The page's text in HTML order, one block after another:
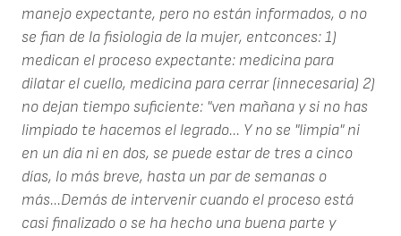
manejo expectante, pero no están informados, o no
se fian de la fisiologia de la mujer, entconces: 1)
medican el proceso expectante: medicina para
dilatar el cuello, medicina para cerrar (innecesaria) 2)
no dejan tiempo suficiente: "ven mañana y si no has
limpiado te hacemos el legrado... Y no se "limpia" ni
en un día ni en dos, se puede estar de tres a cinco
días, lo más breve, hasta un par de semanas o
más...Demás de intervenir cuando el proceso está
casi finalizado o se ha hecho una buena parte y